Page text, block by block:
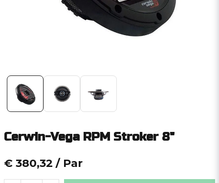
Cerwin-Vega RPM Stroker 8"
€ 380,32 / Par